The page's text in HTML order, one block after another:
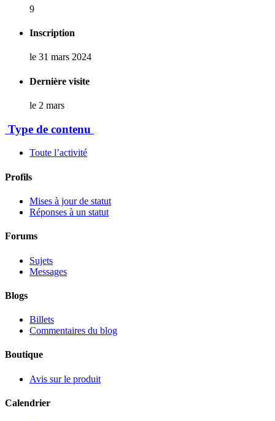
9
Inscription
le 31 mars 2024
Dernière visite
le 2 mars
Type de contenu
Toute l’activité
Profils
Mises à jour de statut
Réponses à un statut
Forums
Sujets
Messages
Blogs
Billets
Commentaires du blog
Boutique
Avis sur le produit
Calendrier